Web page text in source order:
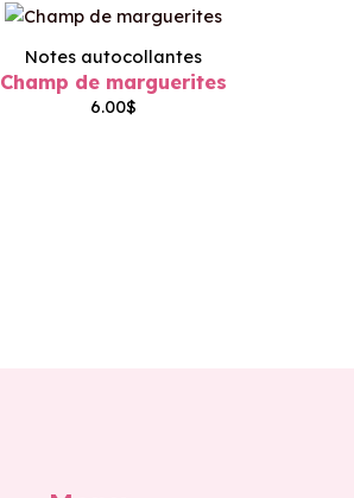
Notes autocollantes
Champ de marguerites
6.00$